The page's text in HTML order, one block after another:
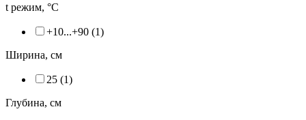
t режим, °С
+10...+90 (1)
Ширина, см
25 (1)
Глубина, см